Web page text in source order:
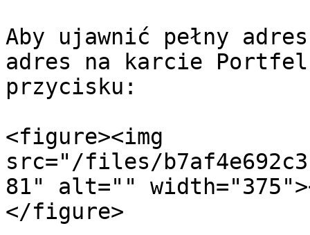
Aby ujawnić pełny
adres na karcie
przycisku:
<figure><img
src="/files/
81" alt=""
</figure>